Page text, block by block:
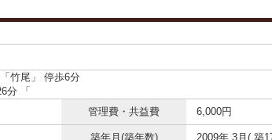
竹尾」 停歩6分
分 「
管理費・共益費 6,000円
築年月(築年数) 2009年 3月( 築